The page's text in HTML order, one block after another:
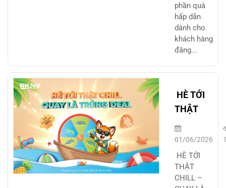
phần quà
hấp dẫn
dành cho
khách hàng
đăng...
HÈ TỚI
THẬT
CHILL –
QUAY LÀ
TRÚNG
DEAL |
ƯU ĐÃI
01/06/2026
HÈ TỚI
THẬT
CHILL –